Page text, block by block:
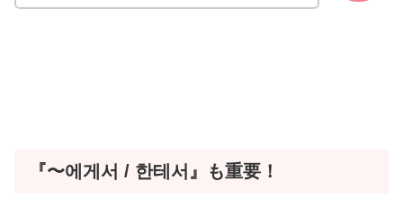
『〜에게서 / 한테서』も重要！